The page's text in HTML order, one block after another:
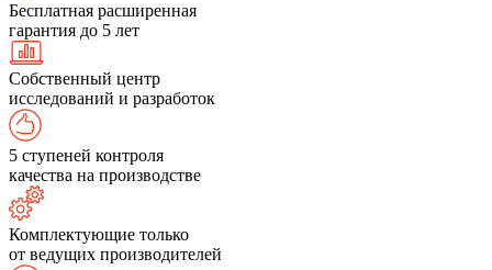
Бесплатная расширенная
гарантия до 5 лет
Собственный центр
исследований и разработок
5 ступеней контроля
качества на производстве
Комплектующие только
от ведущих производителей